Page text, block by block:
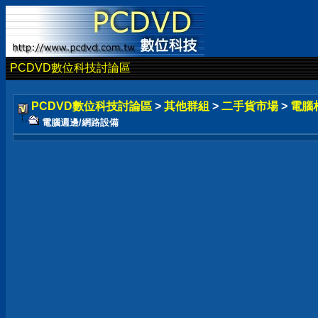
PCDVD數位科技討論區
PCDVD數位科技討論區 > 其他群組 > 二手貨市場 > 電腦
電腦週邊/網路設備